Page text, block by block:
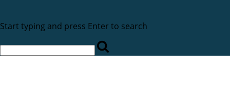
Start typing and press Enter to search